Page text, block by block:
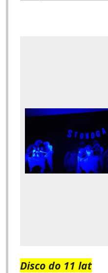
Disco do 11 lat